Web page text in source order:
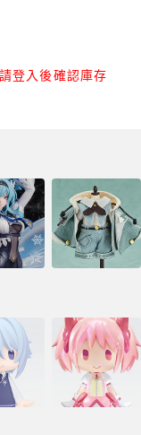
登入後確認庫存